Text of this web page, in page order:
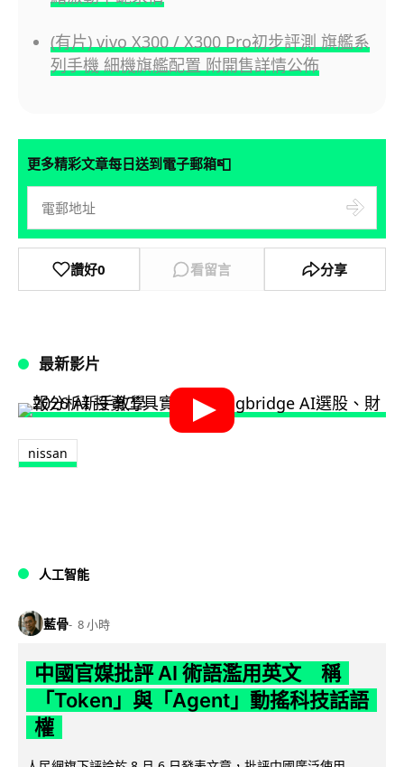
(有片) vivo X300 / X300 Pro初步評測 旗艦系
列手機 細機旗艦配置 附開售詳情公佈
更多精彩文章每日送到電子郵箱📮
讚好0 看留言 分享
最新影片
nissan
人工智能
藍骨 8 小時
中國官媒批評 AI 術語濫用英文 稱
「Token」與「Agent」動搖科技話語
權